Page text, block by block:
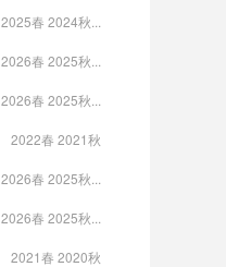
2025春 2024秋...
2026春 2025秋...
2026春 2025秋...
2022春 2021秋
2026春 2025秋...
2026春 2025秋...
2021春 2020秋